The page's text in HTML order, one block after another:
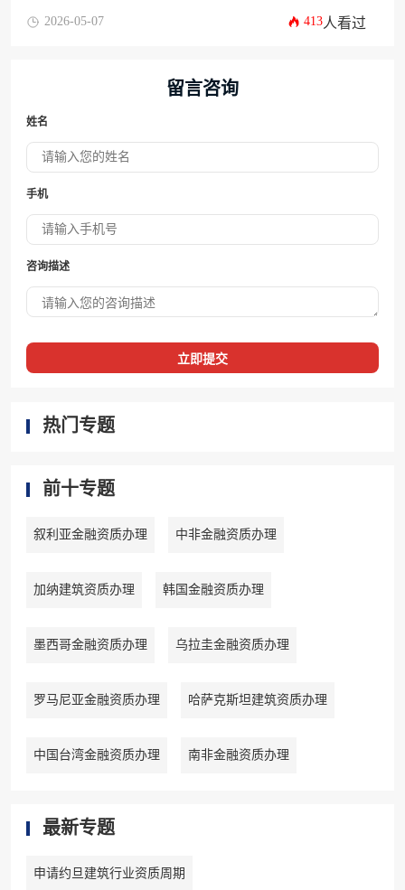
2026-05-07 413人看过
留言咨询
姓名
手机
咨询描述
立即提交
热门专题
前十专题
叙利亚金融资质办理 中非金融资质办理
加纳建筑资质办理 韩国金融资质办理
墨西哥金融资质办理 乌拉圭金融资质办理
罗马尼亚金融资质办理 哈萨克斯坦建筑资质办理
中国台湾金融资质办理 南非金融资质办理
最新专题
申请约旦建筑行业资质周期